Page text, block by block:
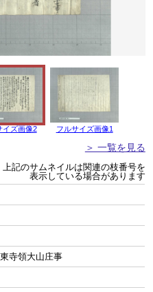
イズ画像2 フルサイズ画像1
＞ 一覧を見る
上記のサムネイルは関連の枝番号を
表示している場合があります
寺領大山庄事